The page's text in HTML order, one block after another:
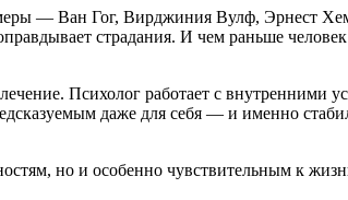
— Ван Гог, Вирджиния Вулф, Эрнест
страдания. И чем раньше
Психолог работает с внутренними
даже для себя — и именно
но и особенно чувствительным к